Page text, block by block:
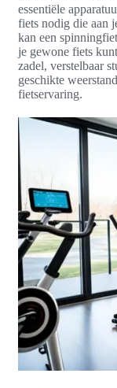
essentiële
fiets nodig die aan
kan een
je gewone fiets
zadel, verstelbaar
geschikte
fietservaring.